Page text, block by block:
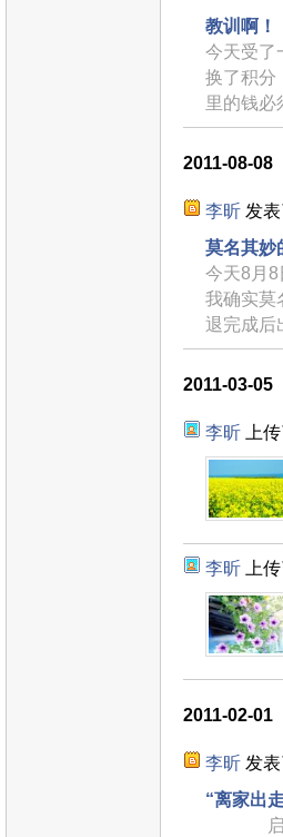
教训啊！
今天受了
换了积分
里的钱必
2011-08-08
李昕 发
莫名其妙
今天8月8
我确实莫
退完成后
2011-03-05
李昕 上
李昕 上
2011-02-01
李昕 发
“离家出
启华